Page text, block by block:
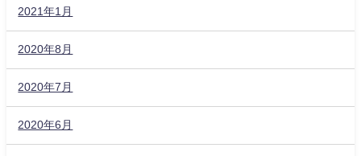
2021年1月
2020年8月
2020年7月
2020年6月